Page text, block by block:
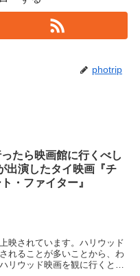
photrip
たら映画館に行くべし
出演したタイ映画『チ
・ファイター』
映されています。ハリウッド
れることが多いことから、わ
リウッド映画を観に行くとい